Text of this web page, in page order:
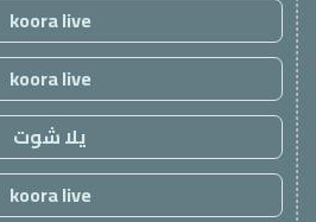
koora live
koora live
يلا شوت
koora live